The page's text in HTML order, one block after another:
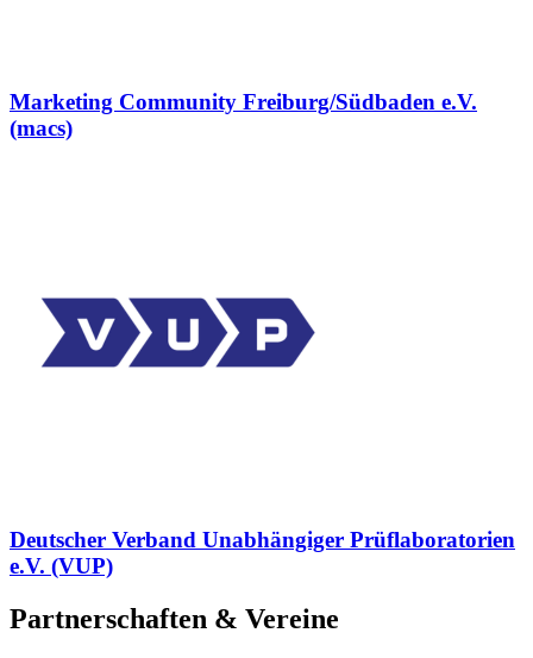
Marketing Community Freiburg/Südbaden e.V.
(macs)
Deutscher Verband Unabhängiger Prüflaboratorien
e.V. (VUP)
Partnerschaften & Vereine